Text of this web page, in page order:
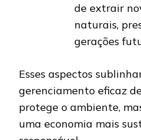
de extrair
naturais,
gerações
Esses aspectos
gerenciamento eficaz
protege o ambiente,
uma economia mais